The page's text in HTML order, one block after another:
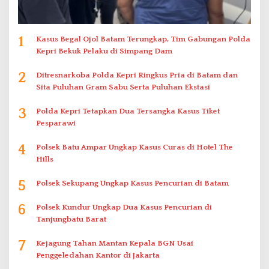
1
Kasus Begal Ojol Batam Terungkap, Tim Gabungan Polda
Kepri Bekuk Pelaku di Simpang Dam
2
Ditresnarkoba Polda Kepri Ringkus Pria di Batam dan
Sita Puluhan Gram Sabu Serta Puluhan Ekstasi
3
Polda Kepri Tetapkan Dua Tersangka Kasus Tiket
Pesparawi
4
Polsek Batu Ampar Ungkap Kasus Curas di Hotel The
Hills
5 Polsek Sekupang Ungkap Kasus Pencurian di Batam
6
Polsek Kundur Ungkap Dua Kasus Pencurian di
Tanjungbatu Barat
7
Kejagung Tahan Mantan Kepala BGN Usai
Penggeledahan Kantor di Jakarta